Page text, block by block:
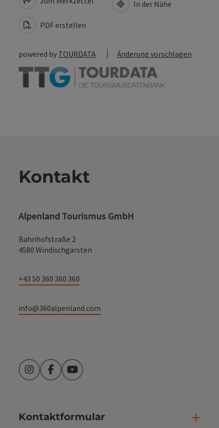
PDF erstellen
In der Nähe
powered by TOURDATA Änderung vorschlagen
Kontakt
Alpenland Tourismus GmbH
Bahnhofstraße 2
4580 Windischgarsten
+43 50 360 360 360
info@360alpenland.com
InstagramFacebookYouTube
Kontaktformular